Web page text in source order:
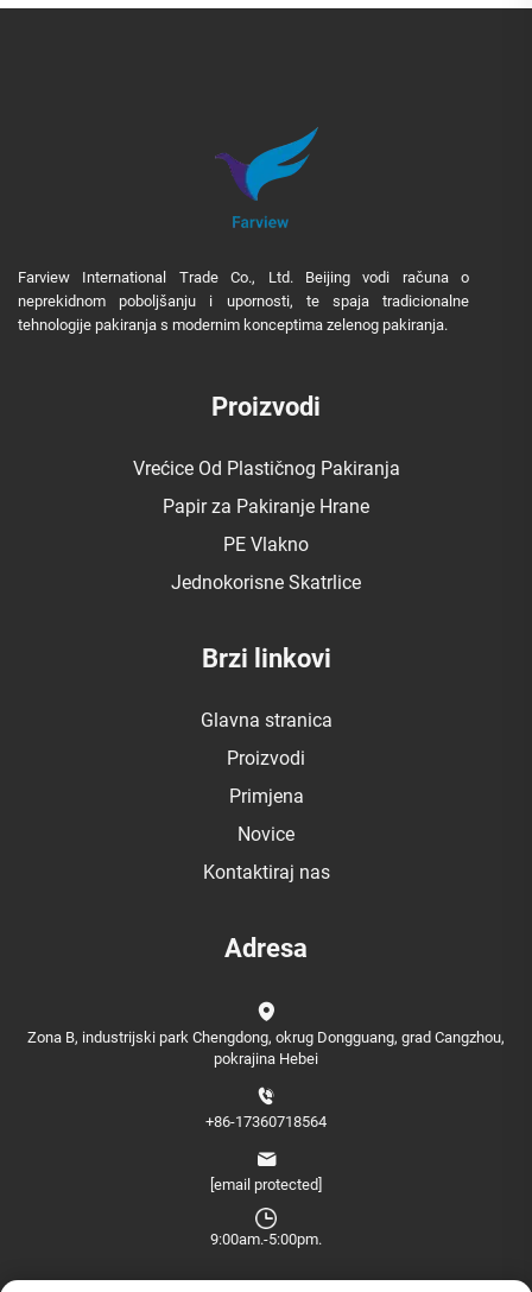
Farview International Trade Co., Ltd. Beijing vodi računa o
neprekidnom poboljšanju i upornosti, te spaja tradicionalne
tehnologije pakiranja s modernim konceptima zelenog pakiranja.
Proizvodi
Vrećice Od Plastičnog Pakiranja
Papir za Pakiranje Hrane
PE Vlakno
Jednokorisne Skatrlice
Brzi linkovi
Glavna stranica
Proizvodi
Primjena
Novice
Kontaktiraj nas
Adresa
Zona B, industrijski park Chengdong, okrug Dongguang, grad Cangzhou,
pokrajina Hebei
+86-17360718564
[email protected]
9:00am.-5:00pm.